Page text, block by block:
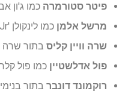
פיטר סטורמרה כמו ג'ון
מרשל אלמן כמו לינקולן 'LJ' Burrows Jr.
שרה וויין קליס בתור שרה
פול אדלשטיין כמו פול
רוקמונד דונבר בתור